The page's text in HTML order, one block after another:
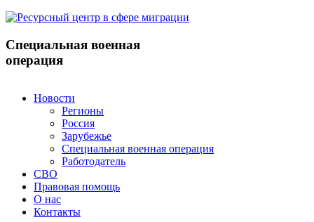
Специальная военная
операция
Новости
Регионы
Россия
Зарубежье
Специальная военная операция
Работодатель
СВО
Правовая помощь
О нас
Контакты